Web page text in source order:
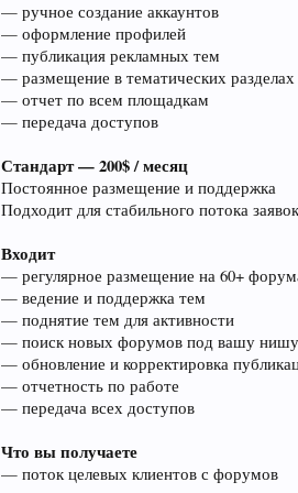
— ручное создание аккаунтов
— оформление профилей
— публикация рекламных тем
— размещение в тематических разделах
— отчет по всем площадкам
— передача доступов
Стандарт — 200$ / месяц
Постоянное размещение и поддержка
Подходит для стабильного потока
Входит
— регулярное размещение на 60+
— ведение и поддержка тем
— поднятие тем для активности
— поиск новых форумов под вашу нишу
— обновление и корректировка
— отчетность по работе
— передача всех доступов
Что вы получаете
— поток целевых клиентов с форумов